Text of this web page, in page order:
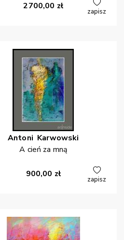
2700,00 zł
zapisz
Antoni Karwowski
A cień za mną
900,00 zł
zapisz